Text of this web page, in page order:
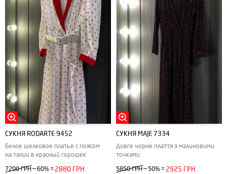
СУКНЯ RODARTE 9452
Белое шелковое платье с поясом
на талии в красный горошек
7200 ГРН —60% = 2880 ГРН
СУКНЯ MAJE 7334
Довге чорне плаття з малиновими
точками
5850 ГРН — 50% = 2925 ГРН